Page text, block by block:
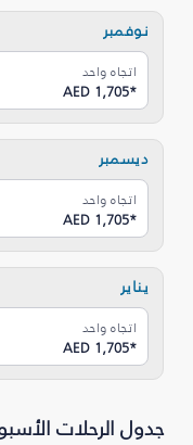
نوفمبر
اتجاه واحد
AED 1,705*
ديسمبر
اتجاه واحد
AED 1,705*
يناير
اتجاه واحد
AED 1,705*
جدول الرحلات